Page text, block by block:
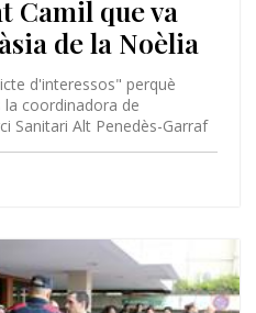
Camil que va
de la Noèlia
d'interessos" perquè
coordinadora de
Sanitari Alt Penedès-Garraf